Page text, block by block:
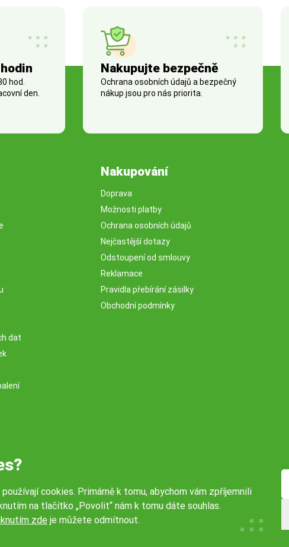
hod.
den.
Nakupujte bezpečně
Ochrana osobních údajů a bezpečný
nákup jsou pro nás priorita.
dat
Nakupování
Doprava
Možnosti platby
Ochrana osobních údajů
Nejčastější dotazy
Odstoupení od smlouvy
Reklamace
Pravidla přebírání zásilky
Obchodní podmínky
cookies. Primárně k tomu, abychom vám zpříjemnili
na tlačítko „Povolit“ nám k tomu dáte souhlas.
zde je můžete odmítnout.